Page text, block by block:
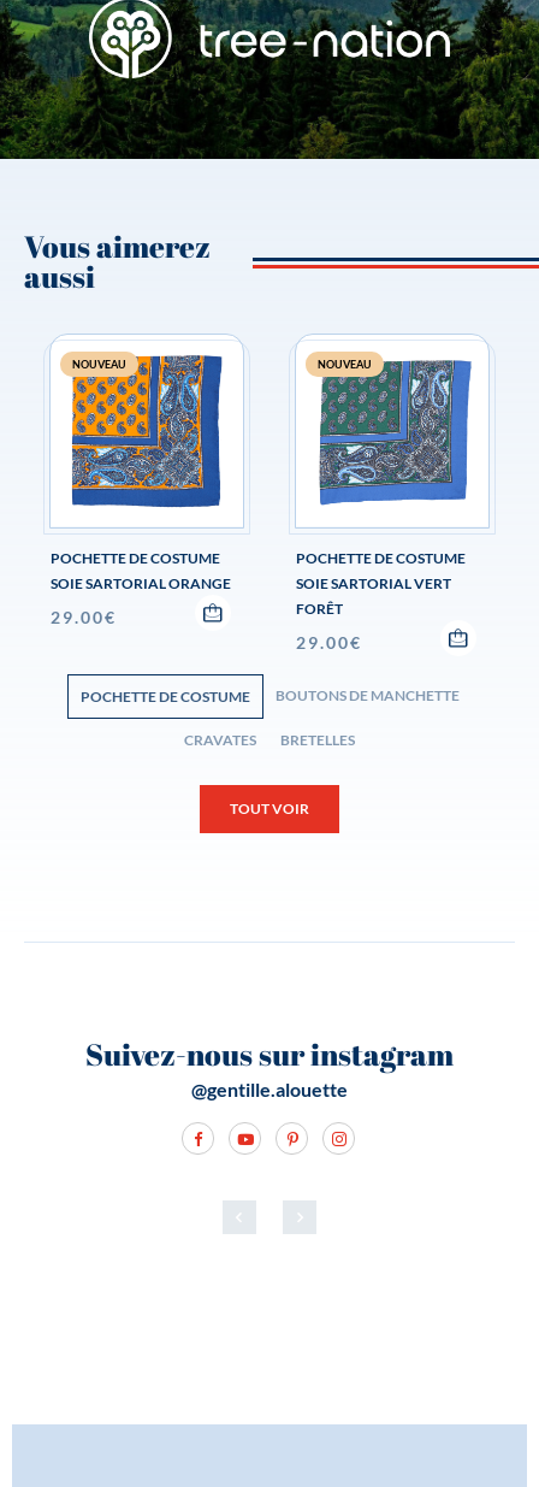
Vous aimerez
aussi
POCHETTE DE COSTUME BOUTONS DE MANCHETTE
CRAVATES BRETELLES
TOUT VOIR
NOUVEAU
POCHETTE DE COSTUME
SOIE SARTORIAL ORANGE
29.00€
NOUVEAU
POCHETTE DE COSTUME
SOIE SARTORIAL VERT
FORÊT
29.00€
Suivez-nous sur instagram
@gentille.alouette